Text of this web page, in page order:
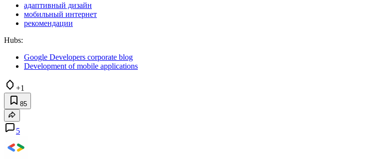
адаптивный дизайн
мобильный интернет
рекомендации
Hubs:
Google Developers corporate blog
Development of mobile applications
+1
85
5